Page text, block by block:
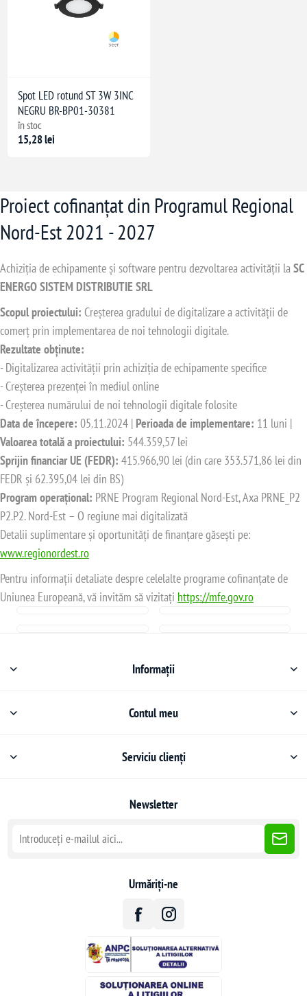
Spot LED rotund ST 3W 3INC
NEGRU BR-BP01-30381
în stoc
15,28 lei
Proiect cofinanțat din Programul Regional
Nord-Est 2021 - 2027
Achiziția de echipamente și software pentru dezvoltarea activității laSC
ENERGO SISTEM DISTRIBUTIE SRL
Scopul proiectului: Creșterea gradului de digitalizare a activității de
comerț prin implementarea de noi tehnologii digitale.
Rezultate obținute:
- Digitalizarea activității prin achiziția de echipamente specifice
- Creșterea prezenței în mediul online
- Creșterea numărului de noi tehnologii digitale folosite
Data de începere: 05.11.2024 | Perioada de implementare: 11 luni |
Valoarea totală a proiectului: 544.359,57 lei
Sprijin financiar UE (FEDR): 415.966,90 lei (din care 353.571,86 lei din
FEDR și 62.395,04 lei din BS)
Program operațional: PRNE Program Regional Nord-Est, Axa PRNE_P2
P2.P2. Nord-Est – O regiune mai digitalizată
Detalii suplimentare și oportunități de finanțare găsești pe:
www.regionordest.ro
Pentru informații detaliate despre celelalte programe cofinanțate de
Uniunea Europeană, vă invităm să vizitați https://mfe.gov.ro
Informații
Contul meu
Serviciu clienți
Newsletter
Urmăriți-ne